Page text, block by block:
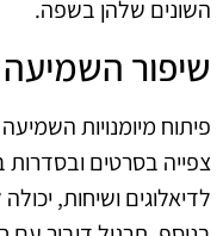
השונים שלהן בשפה.
שיפור השמיעה
פיתוח מיומנויות
צפייה בסרטים
לדיאלוגים ושיחות,